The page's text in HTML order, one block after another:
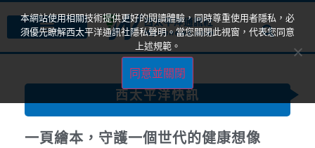
西太平洋快訊
一頁繪本，守護一個世代的健康想像
本網站使用相關技術提供更好的閱讀體驗，同時尊重使用者隱私，必
須優先瞭解西太平洋通訊社隱私聲明。當您關閉此視窗，代表您同意
上述規範。
同意並關閉